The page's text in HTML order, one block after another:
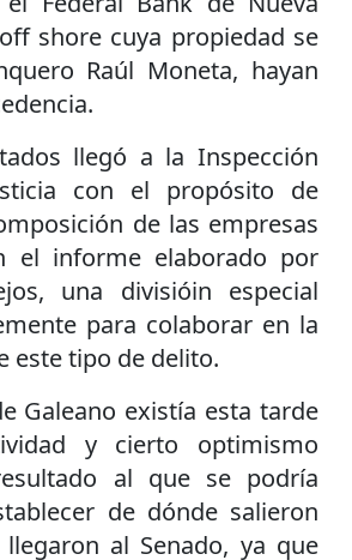
shore cuya propiedad se
Raúl Moneta, hayan
llegó a la Inspección
con el propósito de
de las empresas
el informe elaborado por
una divisióin especial
para colaborar en la
este tipo de delito.
Galeano existía esta tarde
y cierto optimismo
al que se podría
de dónde salieron
al Senado, ya que